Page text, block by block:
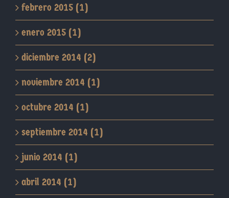
febrero 2015 (1)
enero 2015 (1)
diciembre 2014 (2)
noviembre 2014 (1)
octubre 2014 (1)
septiembre 2014 (1)
junio 2014 (1)
abril 2014 (1)